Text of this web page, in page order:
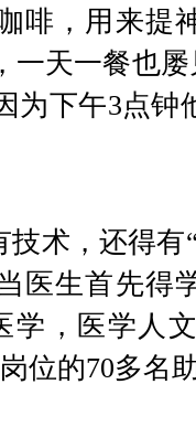
啡，用来提
一天一餐也
为下午3点钟
医生首先得
学，医学人
位的70多名